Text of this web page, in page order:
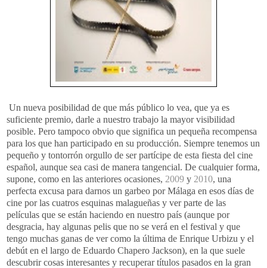
Un nueva posibilidad de que más público lo vea, que ya es
suficiente premio, darle a nuestro trabajo la mayor visibilidad
posible. Pero tampoco obvio que significa un pequeña recompensa
para los que han participado en su producción. Siempre tenemos un
pequeño y tontorrón orgullo de ser partícipe de esta fiesta del cine
español, aunque sea casi de manera tangencial. De cualquier forma,
supone, como en las anteriores ocasiones, 2009 y 2010, una
perfecta excusa para darnos un garbeo por Málaga en esos días de
cine por las cuatros esquinas malagueñas y ver parte de las
películas que se están haciendo en nuestro país (aunque por
desgracia, hay algunas pelis que no se verá en el festival y que
tengo muchas ganas de ver como la última de Enrique Urbizu y el
debút en el largo de Eduardo Chapero Jackson), en la que suele
descubrir cosas interesantes y recuperar títulos pasados en la gran